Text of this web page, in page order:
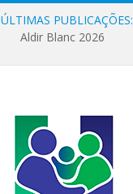
ÚLTIMAS PUBLICAÇÕES:
Aldir Blanc 2026